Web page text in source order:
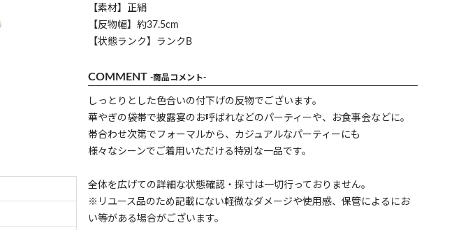
【素材】正絹
【反物幅】約37.5cm
【状態ランク】ランクB
COMMENT -商品コメント-
しっとりとした色合いの付下げの反物でございます。
華やぎの袋帯で披露宴のお呼ばれなどのパーティーや、お食事会などに。
帯合わせ次第でフォーマルから、カジュアルなパーティーにも
様々なシーンでご着用いただける特別な一品です。
全体を広げての詳細な状態確認・採寸は一切行っておりません。
※リユース品のため記載にない軽微なダメージや使用感、保管によるにお
い等がある場合がございます。